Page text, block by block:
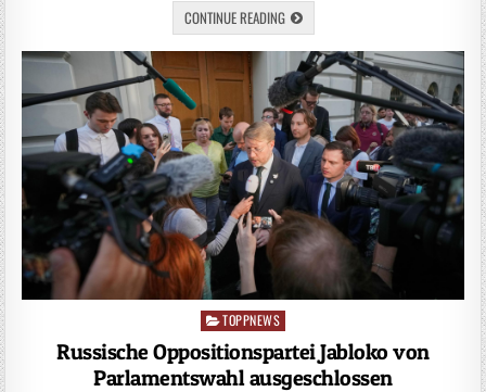
CONTINUE READING
Posted
in
TOPPNEWS
Russische Oppositionspartei Jabloko von
Parlamentswahl ausgeschlossen